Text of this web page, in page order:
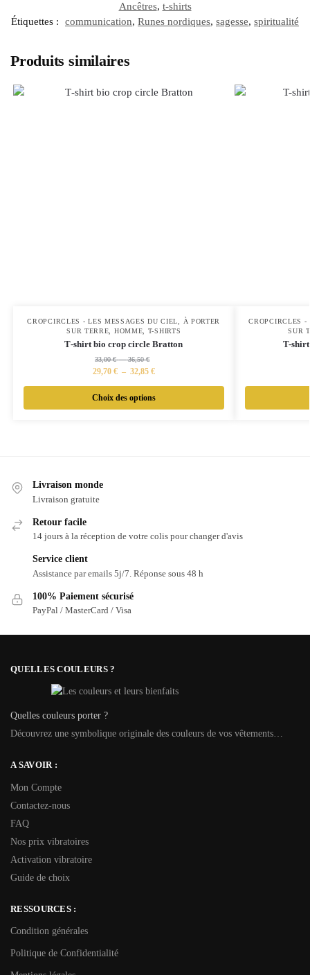
Ancêtres, t-shirts
Étiquettes :
communication, Runes nordiques, sagesse, spiritualité
Produits similaires
CROPCIRCLES - LES MESSAGES DU CIEL, À PORTER
SUR TERRE, HOMME, T-SHIRTS
T‑shirt bio crop circle Bratton
33,00€ – 36,50€
29,70 € – 32,85 €
Choix des options
CROPCIRCLES -
SUR
T-
Livraison monde
Livraison gratuite
Retour facile
14 jours à la réception de votre colis pour changer d'avis
Service client
Assistance par emails 5j/7. Réponse sous 48 h
100% Paiement sécurisé
PayPal / MasterCard / Visa
QUELLES COULEURS ?
Quelles couleurs porter ?
Découvrez une symbolique originale des couleurs de vos vêtements…
A SAVOIR :
Mon Compte
Contactez-nous
FAQ
Nos prix vibratoires
Activation vibratoire
Guide de choix
RESSOURCES :
Condition générales
Politique de Confidentialité